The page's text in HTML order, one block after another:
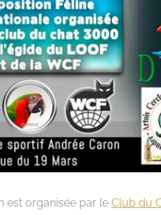
est organisée par le Club du